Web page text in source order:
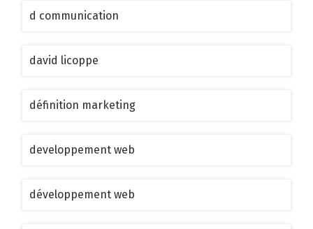
d communication
david licoppe
définition marketing
developpement web
développement web